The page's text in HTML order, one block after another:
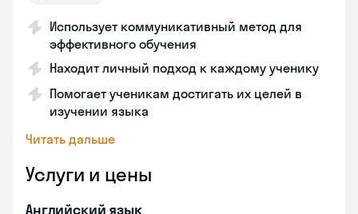
Использует коммуникативный метод для
эффективного обучения
Находит личный подход к каждому ученику
Помогает ученикам достигать их целей в
изучении языка
Читать дальше
Услуги и цены
Английский язык